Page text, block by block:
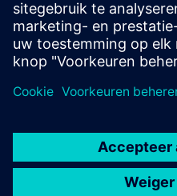
Vereisten